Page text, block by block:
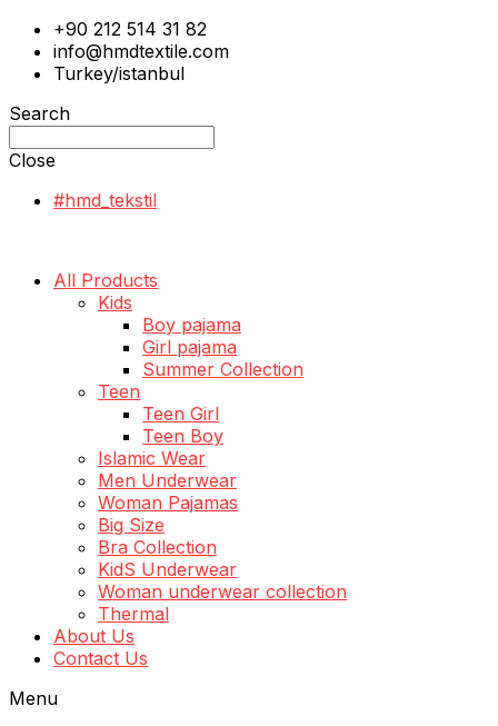
+90 212 514 31 82
info@hmdtextile.com
Turkey/istanbul
Search
Close
#hmd_tekstil
All Products
Kids
Boy pajama
Girl pajama
Summer Collection
Teen
Teen Girl
Teen Boy
Islamic Wear
Men Underwear
Woman Pajamas
Big Size
Bra Collection
KidS Underwear
Woman underwear collection
Thermal
About Us
Contact Us
Menu